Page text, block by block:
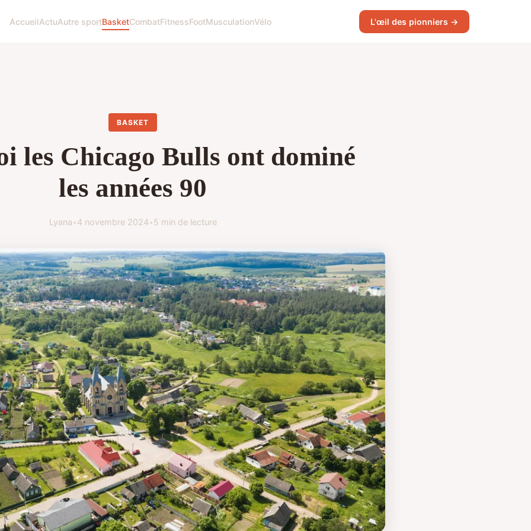
AccueilActuAutre sportBasketCombatFitnessFootMusculationVélo L'œil des pionniers →
BASKET
les Chicago Bulls ont dominé
les années 90
Lyana•4 novembre 2024•5 min de lecture